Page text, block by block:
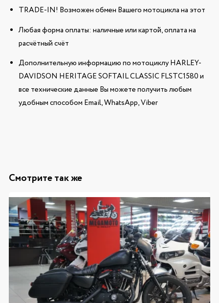
TRADE-IN! Возможен обмен Вашего мотоцикла на этот
Любая форма оплаты: наличные или картой, оплата на
расчётный счёт
Дополнительную информацию по мотоциклу HARLEY-
DAVIDSON HERITAGE SOFTAIL CLASSIC FLSTC1580 и
все технические данные Вы можете получить любым
удобным способом Email, WhatsApp, Viber
Смотрите так же